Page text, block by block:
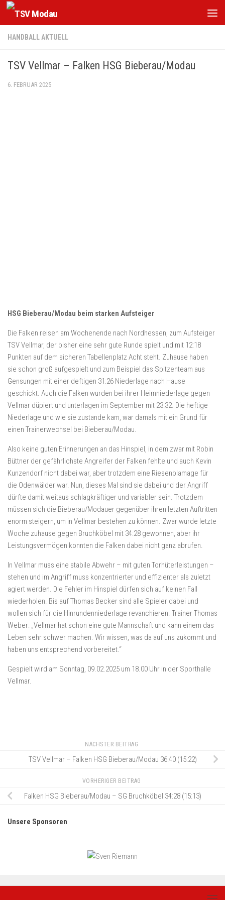
Zum Inhalt springen
HANDBALL AKTUELL
TSV Vellmar – Falken HSG Bieberau/Modau
6. FEBRUAR 2025
HSG Bieberau/Modau beim starken Aufsteiger
Die Falken reisen am Wochenende nach Nordhessen, zum Aufsteiger
TSV Vellmar, der bisher eine sehr gute Runde spielt und mit 12:18
Punkten auf dem sicheren Tabellenplatz Acht steht. Zuhause haben
sie schon groß aufgespielt und zum Beispiel das Spitzenteam aus
Gensungen mit einer deftigen 31:26 Niederlage nach Hause
geschickt. Auch die Falken wurden bei ihrer Heimniederlage gegen
Vellmar düpiert und unterlagen im September mit 23:32. Die heftige
Niederlage und wie sie zustande kam, war damals mit ein Grund für
einen Trainerwechsel bei Bieberau/Modau.
Also keine guten Erinnerungen an das Hinspiel, in dem zwar mit Robin
Büttner der gefährlichste Angreifer der Falken fehlte und auch Kevin
Kunzendorf nicht dabei war, aber trotzdem eine Riesenblamage für
die Odenwälder war. Nun, dieses Mal sind sie dabei und der Angriff
dürfte damit weitaus schlagkräftiger und variabler sein. Trotzdem
müssen sich die Bieberau/Modauer gegenüber ihren letzten Auftritten
enorm steigern, um in Vellmar bestehen zu können. Zwar wurde letzte
Woche zuhause gegen Bruchköbel mit 34:28 gewonnen, aber ihr
Leistungsvermögen konnten die Falken dabei nicht ganz abrufen.
In Vellmar muss eine stabile Abwehr – mit guten Torhüterleistungen –
stehen und im Angriff muss konzentrierter und effizienter als zuletzt
agiert werden. Die Fehler im Hinspiel dürfen sich auf keinen Fall
wiederholen. Bis auf Thomas Becker sind alle Spieler dabei und
wollen sich für die Hinrundenniederlage revanchieren. Trainer Thomas
Weber: „Vellmar hat schon eine gute Mannschaft und kann einem das
Leben sehr schwer machen. Wir wissen, was da auf uns zukommt und
haben uns entsprechend vorbereitet.“
Gespielt wird am Sonntag, 09.02.2025 um 18.00 Uhr in der Sporthalle
Vellmar.
NÄCHSTER BEITRAG
TSV Vellmar – Falken HSG Bieberau/Modau 36:40 (15:22)
VORHERIGER BEITRAG
Falken HSG Bieberau/Modau – SG Bruchköbel 34:28 (15:13)
Unsere Sponsoren